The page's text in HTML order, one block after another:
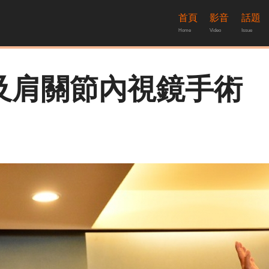
首頁
Home
影音
Video
話題
Issue
肩關節內視鏡手術